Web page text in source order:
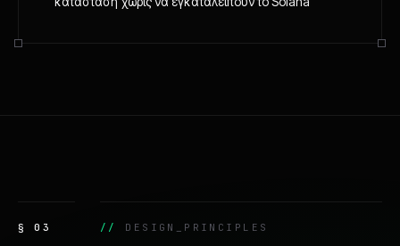
§ 03 DESIGN_PRINCIPLES